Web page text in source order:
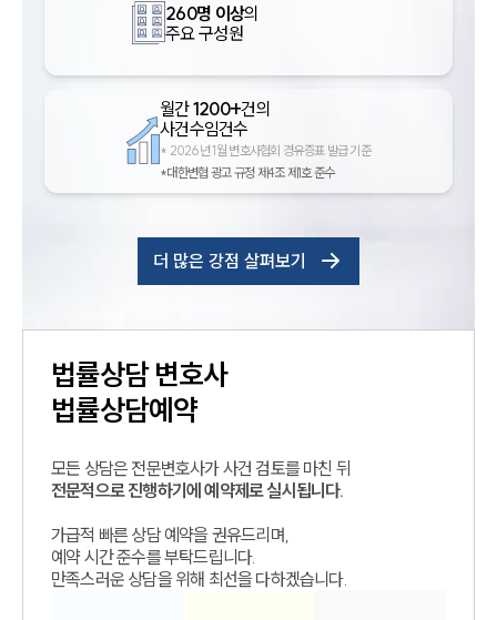
260명 이상의
주요 구성원
월간1200+건의
사건수임건수
* 2026년 1월 변호사협회 경유증표 발급 기준
*대한변협 광고 규정 제4조 제1호 준수
더 많은 강점 살펴보기
법률상담변호사
법률상담예약
모든 상담은 전문변호사가 사건 검토를 마친 뒤
전문적으로 진행하기에 예약제로 실시됩니다.
가급적 빠른 상담 예약을 권유드리며,
예약 시간 준수를 부탁드립니다.
만족스러운 상담을 위해 최선을 다하겠습니다.